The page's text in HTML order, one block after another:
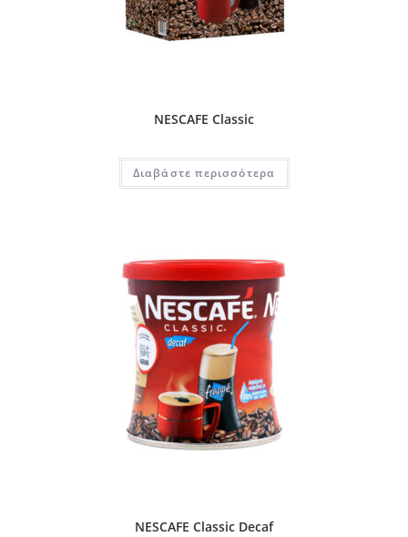
NESCAFE Classic
Διαβάστε περισσότερα
NESCAFE Classic Decaf